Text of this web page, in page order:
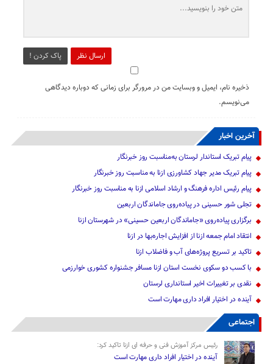
ارسال نظر پاک کردن !
ذخیره نام، ایمیل و وبسایت من در مرورگر برای زمانی که دوباره دیدگاهی
می‌نویسم.
آخرین اخبار
پیام تبریک استاندار لرستان به‌مناسبت روز خبرنگار
پیام تبریک مدیر جهاد کشاورزی ازنا به مناسبت روز خبرنگار
پیام رئیس اداره فرهنگ و ارشاد اسلامی ازنا به مناسبت روز خبرنگار
تجلی شور حسینی در پیاده‌روی جاماندگان اربعین
برگزاری پیاده‌روی «جاماندگان اربعین حسینی» در شهرستان ازنا
انتقاد امام جمعه ازنا از افزایش اجاره‌بها در ازنا
تاکید بر تسریع پروژه‌های آب و فاضلاب ازنا
با کسب دو سکوی نخست استان ازنا مسافر جشنواره کشوری خوارزمی
نقدی بر تغییرات اخیر استانداری لرستان
آینده در اختیار افراد داری مهارت است
اجتماعی
رئیس مرکز آموزش فنی و حرفه ای ازنا تاکید کرد:
آینده در اختیار افراد داری مهارت است